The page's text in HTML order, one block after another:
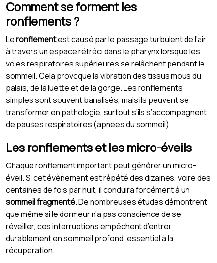
Comment se forment les
ronflements ?
Leronflementest causé par le passage turbulent de l’air
à travers un espace rétréci dans le pharynx lorsque les
voies respiratoires supérieures se relâchent pendant le
sommeil. Cela provoque la vibration des tissus mous du
palais, de la luette et de la gorge. Les ronflements
simples sont souvent banalisés, mais ils peuvent se
transformer en pathologie, surtout s’ils s’accompagnent
de pauses respiratoires (apnées du sommeil).
Les ronflements et les micro-éveils
Chaque ronflement important peut générer un micro-
éveil. Si cet évènement est répété des dizaines, voire des
centaines de fois par nuit, il conduira forcément à un
sommeil fragmenté. De nombreuses études démontrent
que même si le dormeur n’a pas conscience de se
réveiller, ces interruptions empêchent d’entrer
durablement en sommeil profond, essentiel à la
récupération.